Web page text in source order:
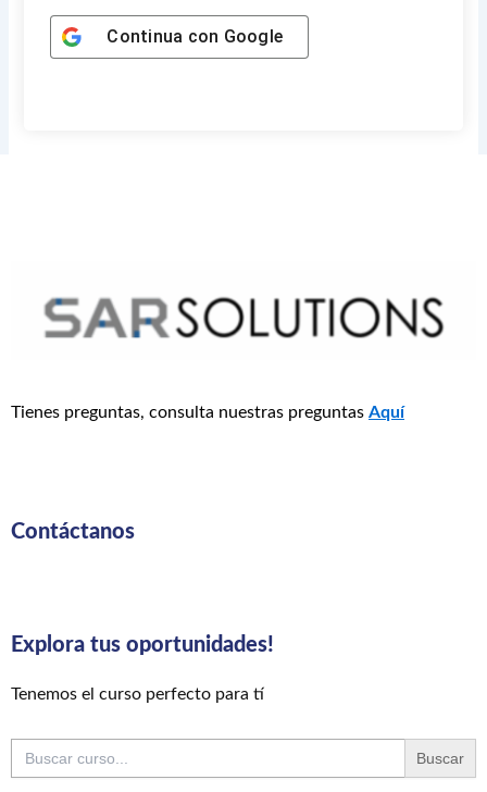
Continua con Google
Tienes preguntas, consulta nuestras preguntas Aquí
Contáctanos
Explora tus oportunidades!
Tenemos el curso perfecto para tí
Buscar: